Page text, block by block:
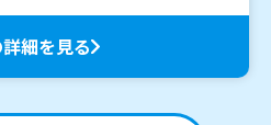
細を見る